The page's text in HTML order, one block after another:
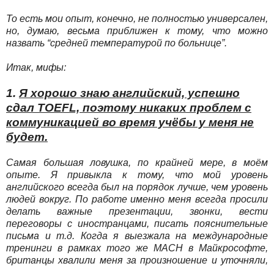
То есть мои опыт, конечно, не полностью универсален,
но, думаю, весьма приближен к тому, что можно
назвать “средней температурой по больнице”.
Итак, мифы:
1. Я хорошо знаю английский, успешно
сдал TOEFL, поэтому никаких проблем с
коммуникацией во время учёбы у меня не
будет.
Самая большая ловушка, по крайней мере, в моём
опыте. Я привыкла к тому, что мой уровень
английского всегда был на порядок лучше, чем уровень
людей вокруг. По работе именно меня всегда просили
делать важные презентации, звонки, вести
переговоры с иностранцами, писать пояснительные
письма и т.д. Когда я выезжала на международные
тренинги в рамках того же MACH в Майкрософте,
британцы хвалили меня за произношение и уточняли,